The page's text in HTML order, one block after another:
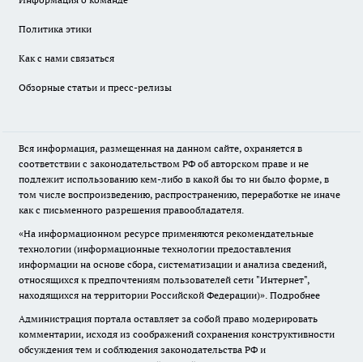
Политика этики
Как с нами связаться
Обзорные статьи и пресс-релизы
Вся информация, размещенная на данном сайте, охраняется в
соответствии с законодательством РФ об авторском праве и не
подлежит использованию кем-либо в какой бы то ни было форме, в
том числе воспроизведению, распространению, переработке не иначе
как с письменного разрешения правообладателя.
«На информационном ресурсе применяются рекомендательные
технологии (информационные технологии предоставления
информации на основе сбора, систематизации и анализа сведений,
относящихся к предпочтениям пользователей сети "Интернет",
находящихся на территории Российской Федерации)». Подробнее
Администрация портала оставляет за собой право модерировать
комментарии, исходя из соображений сохранения конструктивности
обсуждения тем и соблюдения законодательства РФ и